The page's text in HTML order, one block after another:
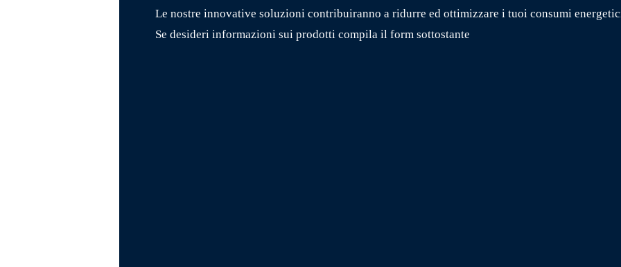
Le nostre innovative soluzioni contribuiranno a ridurre ed ottimizzare i tuoi consumi
Se desideri informazioni sui prodotti compila il form sottostante